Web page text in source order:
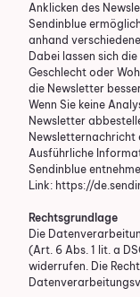
Anklicken des
Sendinblue
anhand
Dabei lassen sich
Geschlecht oder
die Newsletter
Wenn Sie keine
Newsletter
Newsletternachricht
Ausführliche
Sendinblue
Link: https://
Rechtsgrundlage
Die
(Art. 6 Abs. 1 lit. a
widerrufen. Die